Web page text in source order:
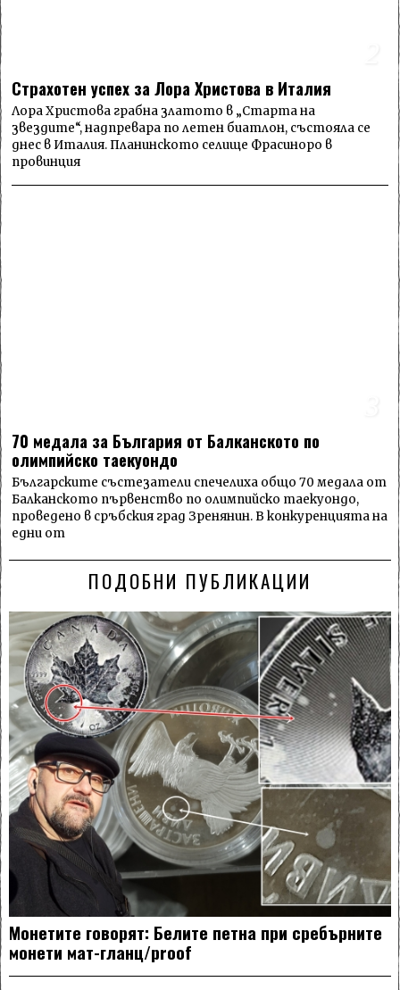
Страхотен успех за Лора Христова в Италия
Лора Христова грабна златото в „Старта на
звездите“, надпревара по летен биатлон, състояла се
днес в Италия. Планинското селище Фрасиноро в
провинция
70 медала за България от Балканското по
олимпийско таекуондо
Българските състезатели спечелиха общо 70 медала от
Балканското първенство по олимпийско таекуондо,
проведено в сръбския град Зренянин. В конкуренцията на
едни от
ПОДОБНИ ПУБЛИКАЦИИ
Монетите говорят: Белите петна при сребърните
монети мат-гланц/proof